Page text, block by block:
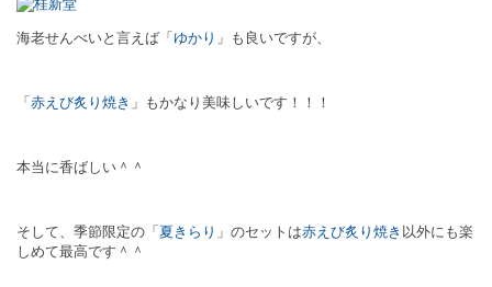
海老せんべいと言えば「 ゆかり 」も良いですが、
「 赤えび炙り焼き 」もかなり美味しいです！！！
本当に香ばしい＾＾
そして、季節限定の「 夏きらり 」のセットは赤えび炙り焼き 以外にも楽
しめて最高です＾＾